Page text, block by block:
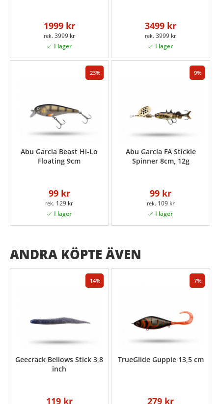
1999 kr
3999 kr
3499 kr
3999 kr
23
Abu Garcia Beast Hi-Lo
Floating 9cm
99 kr
129 kr
9
Abu Garcia FA Stickle
Spinner 8cm, 12g
99 kr
109 kr
ANDRA KÖPTE ÄVEN
14
Geecrack Bellows Stick 3,8
inch
119 kr
7
TrueGlide Guppie 13,5 cm
279 kr